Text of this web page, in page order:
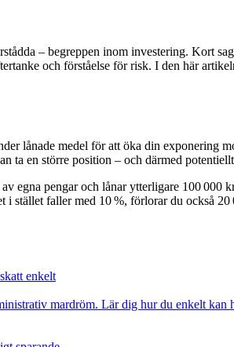
– begreppen inom investering. Kort
och förståelse för risk. I den här
lånade medel för att öka din
ta en större position – och därmed
egna pengar och lånar ytterligare 100
i stället faller med 10 %, förlorar du också
enkelt
mardröm. Lär dig hur du enkelt